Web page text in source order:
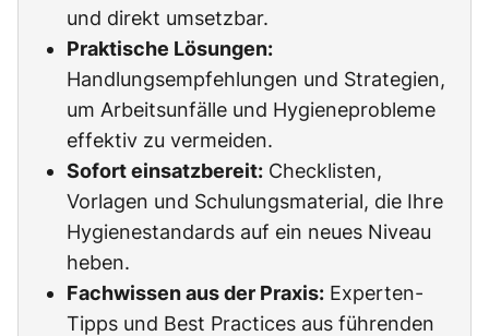
und direkt umsetzbar.
Praktische Lösungen:
Handlungsempfehlungen und Strategien,
um Arbeitsunfälle und Hygieneprobleme
effektiv zu vermeiden.
Sofort einsatzbereit: Checklisten,
Vorlagen und Schulungsmaterial, die Ihre
Hygienestandards auf ein neues Niveau
heben.
Fachwissen aus der Praxis: Experten-
Tipps und Best Practices aus führenden